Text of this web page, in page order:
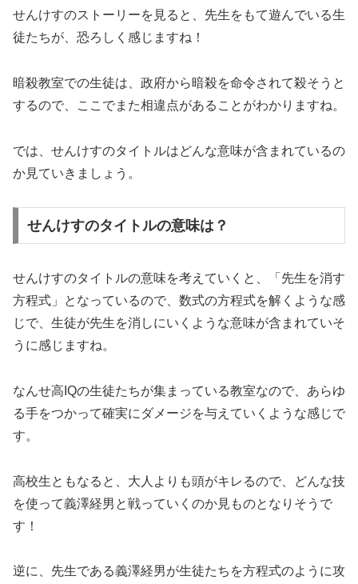
せんけすのストーリーを見ると、先生をもて遊んでいる生
徒たちが、恐ろしく感じますね！
暗殺教室での生徒は、政府から暗殺を命令されて殺そうと
するので、ここでまた相違点があることがわかりますね。
では、せんけすのタイトルはどんな意味が含まれているの
か見ていきましょう。
せんけすのタイトルの意味は？
せんけすのタイトルの意味を考えていくと、「先生を消す
方程式」となっているので、数式の方程式を解くような感
じで、生徒が先生を消しにいくような意味が含まれていそ
うに感じますね。
なんせ高IQの生徒たちが集まっている教室なので、あらゆ
る手をつかって確実にダメージを与えていくような感じで
す。
高校生ともなると、大人よりも頭がキレるので、どんな技
を使って義澤経男と戦っていくのか見ものとなりそうで
す！
逆に、先生である義澤経男が生徒たちを方程式のように攻